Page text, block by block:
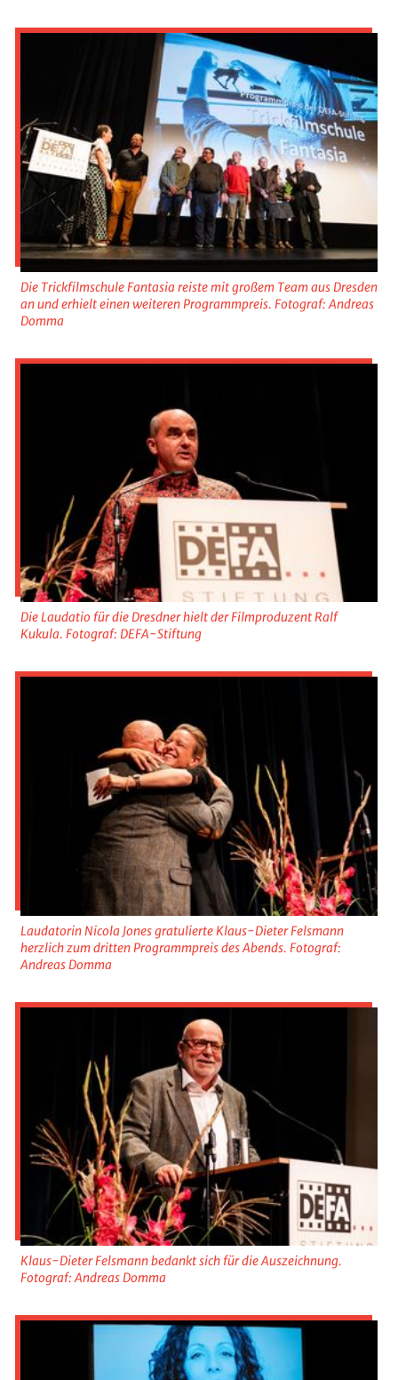
Die Trickfilmschule Fantasia reiste mit großem Team aus Dresden
an und erhielt einen weiteren Programmpreis. Fotograf: Andreas
Domma
Die Laudatio für die Dresdner hielt der Filmproduzent Ralf
Kukula. Fotograf: DEFA-Stiftung
Laudatorin Nicola Jones gratulierte Klaus-Dieter Felsmann
herzlich zum dritten Programmpreis des Abends. Fotograf:
Andreas Domma
Klaus-Dieter Felsmann bedankt sich für die Auszeichnung.
Fotograf: Andreas Domma